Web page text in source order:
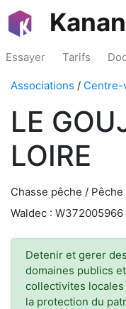
Essayer Tarifs
Associations / Centre-
LE
LOIRE
Chasse pêche / Pêche
Waldec : W372005966
Detenir et gerer
domaines publics
collectivites
la protection du